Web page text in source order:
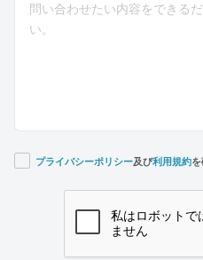
プライバシーポリシー及び利用規約